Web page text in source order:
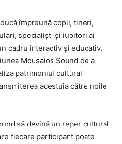
împreună copii, tineri,
specialiști și iubitori ai
cadru interactiv și educativ.
Mousaios Sound de a
patrimoniul cultural
acestuia către noile
să devină un reper cultural
fiecare participant poate